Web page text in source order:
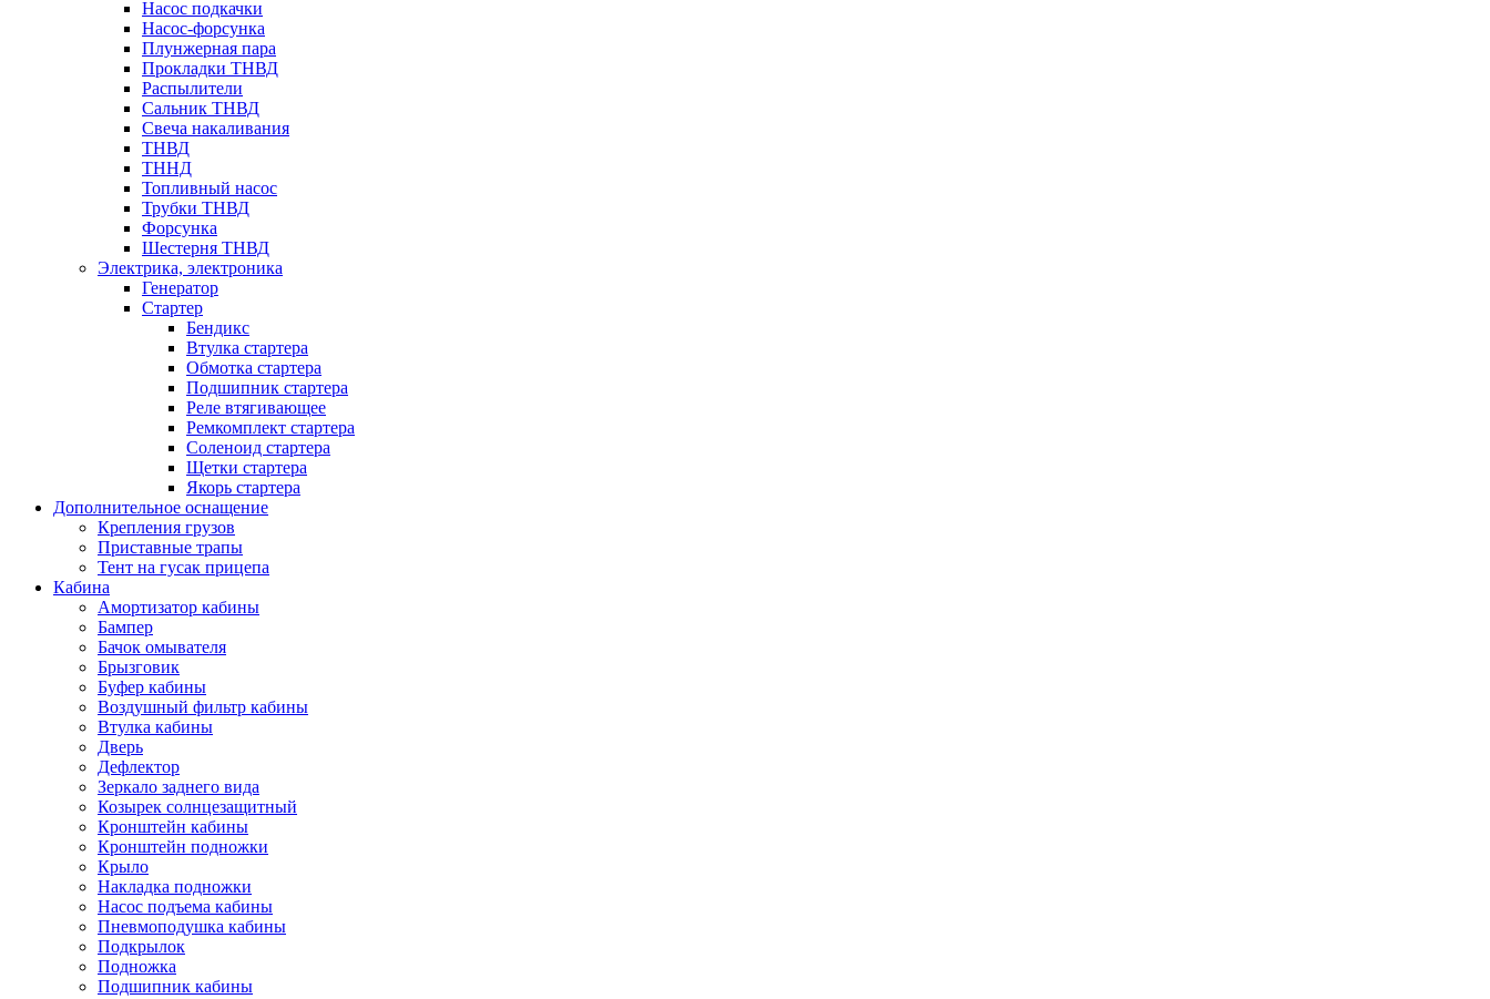
Насос подкачки
Насос-форсунка
Плунжерная пара
Прокладки ТНВД
Распылители
Сальник ТНВД
Свеча накаливания
ТНВД
ТННД
Топливный насос
Трубки ТНВД
Форсунка
Шестерня ТНВД
Электрика, электроника
Генератор
Стартер
Бендикс
Втулка стартера
Обмотка стартера
Подшипник стартера
Реле втягивающее
Ремкомплект стартера
Соленоид стартера
Щетки стартера
Якорь стартера
Дополнительное оснащение
Крепления грузов
Приставные трапы
Тент на гусак прицепа
Кабина
Амортизатор кабины
Бампер
Бачок омывателя
Брызговик
Буфер кабины
Воздушный фильтр кабины
Втулка кабины
Дверь
Дефлектор
Зеркало заднего вида
Козырек солнцезащитный
Кронштейн кабины
Кронштейн подножки
Крыло
Накладка подножки
Насос подъема кабины
Пневмоподушка кабины
Подкрылок
Подножка
Подшипник кабины